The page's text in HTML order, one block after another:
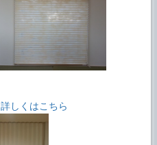
詳しくはこちら